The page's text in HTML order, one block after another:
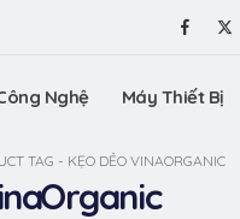
Nghệ Máy Thiết Bị
TAG - KẸO DẺO VINAORGANIC